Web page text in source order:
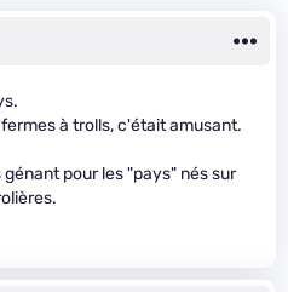
à trolls, c'était amusant.
pour les "pays" nés sur